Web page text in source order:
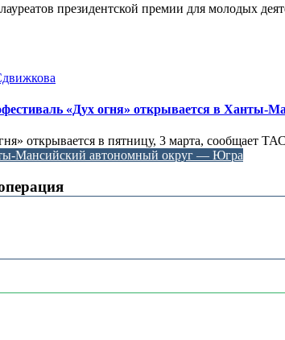
президентской премии для молодых
«Дух огня» открывается в Ханты-
открывается в пятницу, 3 марта, сообщает
Мансийский автономный округ — Югра